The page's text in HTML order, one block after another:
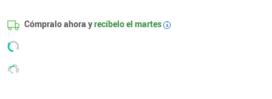
Cómpralo ahora yrecíbelo el martes i